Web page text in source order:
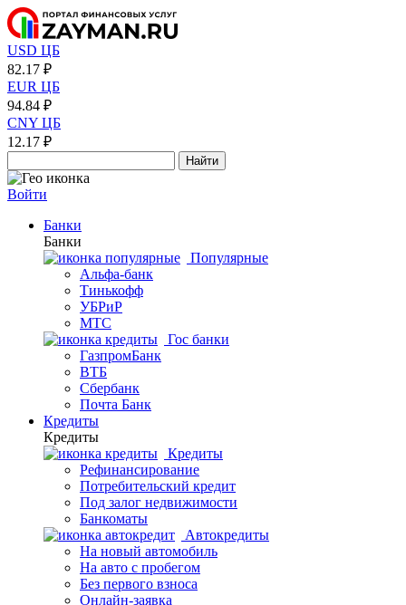
USD ЦБ
82.17 ₽
EUR ЦБ
94.84 ₽
CNY ЦБ
12.17 ₽
Найти
Войти
Банки
Банки
Популярные
Альфа-банк
Тинькофф
УБРиР
МТС
Гос банки
ГазпромБанк
ВТБ
Сбербанк
Почта Банк
Кредиты
Кредиты
Кредиты
Рефинансирование
Потребительский кредит
Под залог недвижимости
Банкоматы
Автокредиты
На новый автомобиль
На авто с пробегом
Без первого взноса
Онлайн-заявка